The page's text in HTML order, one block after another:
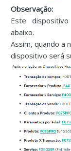
Observação:
Este
abaixo.
Assim, quando a
dispositivo será